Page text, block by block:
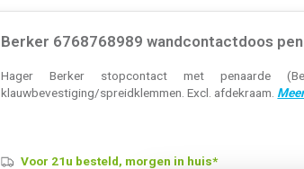
Berker 6768768989 wandcontactdoos
Hager Berker stopcontact met penaarde
klauwbevestiging/spreidklemmen. Excl. afdekraam.
Voor 21u besteld, morgen in huis*